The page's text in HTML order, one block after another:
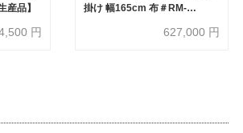
産品】
円
掛け 幅165cm 布＃RM-
627,000 円